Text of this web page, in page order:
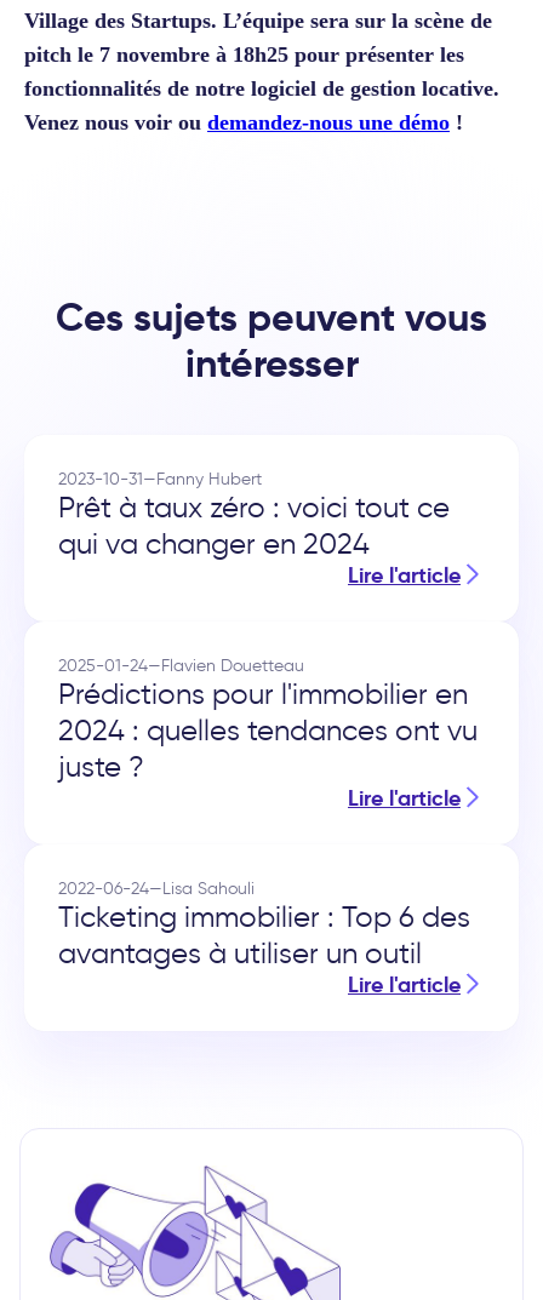
Village des Startups. L’équipe sera sur la scène de
pitch le 7 novembre à 18h25 pour présenter les
fonctionnalités de notre logiciel de gestion locative.
Venez nous voir ou demandez-nous une démo !
Ces sujets peuvent vous
intéresser
2023-10-31—Fanny Hubert
Prêt à taux zéro : voici tout ce
qui va changer en 2024
Lire l'article
2025-01-24—Flavien Douetteau
Prédictions pour l'immobilier en
2024 : quelles tendances ont vu
juste ?
Lire l'article
2022-06-24—Lisa Sahouli
Ticketing immobilier : Top 6 des
avantages à utiliser un outil
Lire l'article